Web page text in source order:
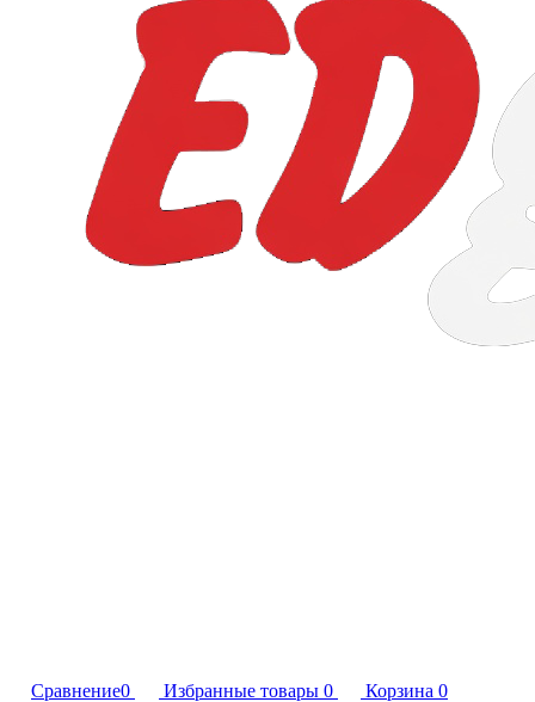
Сравнение0 Избранные товары 0 Корзина 0